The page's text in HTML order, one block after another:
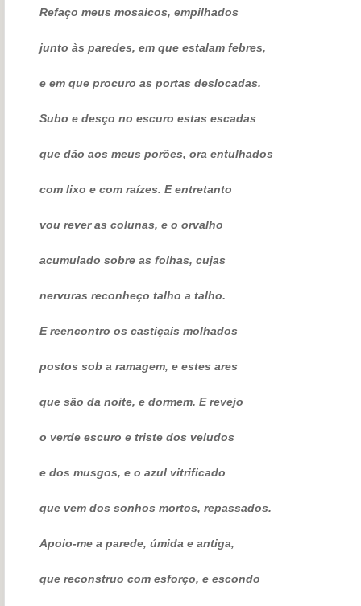
Refaço meus mosaicos, empilhados
junto às paredes, em que estalam febres,
e em que procuro as portas deslocadas.
Subo e desço no escuro estas escadas
que dão aos meus porões, ora entulhados
com lixo e com raízes. E entretanto
vou rever as colunas, e o orvalho
acumulado sobre as folhas, cujas
nervuras reconheço talho a talho.
E reencontro os castiçais molhados
postos sob a ramagem, e estes ares
que são da noite, e dormem. E revejo
o verde escuro e triste dos veludos
e dos musgos, e o azul vitrificado
que vem dos sonhos mortos, repassados.
Apoio-me a parede, úmida e antiga,
que reconstruo com esforço, e escondo